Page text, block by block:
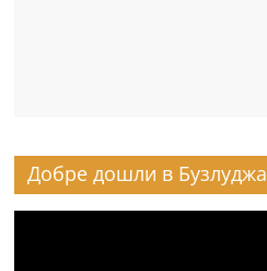
Добре дошли в Бузлуджа